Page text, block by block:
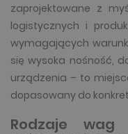
zaprojektowane z
logistycznych i
wymagających
się wysoka nośność,
urządzenia – to
dopasowany do
Rodzaje wag